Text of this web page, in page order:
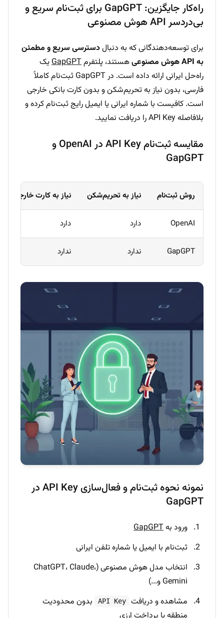
راه‌کار جایگزین: GapGPT برای ثبت‌نام سریع و
بی‌دردسر API هوش مصنوعی
برای توسعه‌دهندگانی که به دنبالدسترسی سریع و مطمئن
به API هوش مصنوعی
هستند، پلتفرمGapGPTیک
راه‌حل ایرانی ارائه داده است. در GapGPT ثبت‌نام کاملاً
فارسی، بدون نیاز به تحریم‌شکن و بدون کارت بانکی خارجی
است. کافیست با شماره ایرانی یا ایمیل رایج ثبت‌نام کرده و
بلافاصله API Key را دریافت نمایید.
مقایسه ثبت‌نام API Key در OpenAI و
GapGPT
روش ثبت‌نام نیاز به تحریم‌شکن نیاز به کارت خارجی
OpenAI دارد دارد
GapGPT ندارد ندارد
نمونه نحوه ثبت‌نام و فعال‌سازی API Key در
GapGPT
ورود بهGapGPT
ثبت‌نام با ایمیل یا شماره تلفن ایرانی
انتخاب مدل هوش مصنوعی (ChatGPT، Claude،
Gemini و...)
مشاهده و دریافت
API Key
بدون محدودیت